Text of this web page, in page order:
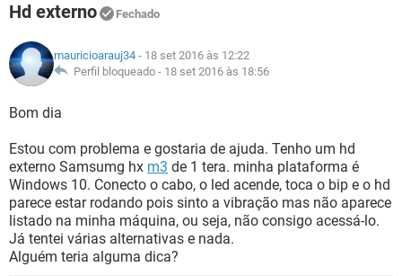
INSTAGRAM
GUIA DE COMPRAS
INSTAGRAM GMAIL
GUIA DE COMPRAS
JOGOS
CELULAR
OUTLOOK EXCEL
INSTAGRAM
JOGOS WHATSAPP
CELULAR
OUTLOOK
INSTAGRAM GMAIL
GUIA DE COMPRAS
GLOSSÁRIO
JOGOS
OUTLOOK EXCEL
INSTAGRAM GMAIL
GUIA DE COMPRAS
Hd externo Fechado
mauricioarauj34 - 18 set 2016 às 12:22
Perfil bloqueado - 18 set 2016 às 18:56
Bom dia
Estou com problema e gostaria de ajuda. Tenho um hd
externo Samsumg hx m3 de 1 tera. minha plataforma é
Windows 10. Conecto o cabo, o led acende, toca o bip e o hd
parece estar rodando pois sinto a vibração mas não aparece
listado na minha máquina, ou seja, não consigo acessá-lo.
Já tentei várias alternativas e nada.
Alguém teria alguma dica?